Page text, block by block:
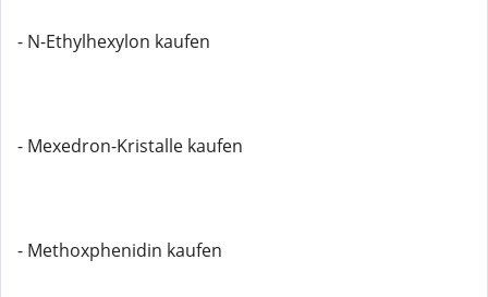
- N-Ethylhexylon kaufen
- Mexedron-Kristalle kaufen
- Methoxphenidin kaufen